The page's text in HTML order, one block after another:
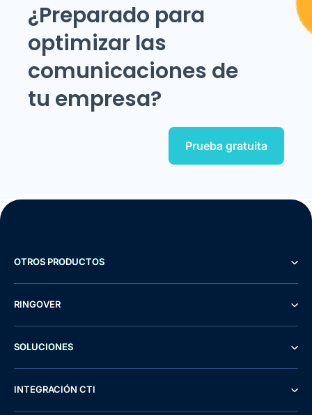
¿Preparado para
optimizar las
comunicaciones de
tu empresa?
Prueba gratuita
OTROS PRODUCTOS
RINGOVER
SOLUCIONES
INTEGRACIÓN CTI